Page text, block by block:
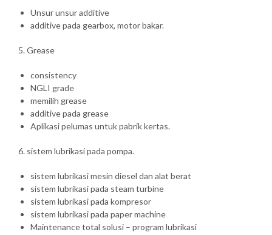
Unsur unsur additive
additive pada gearbox, motor bakar.
5. Grease
consistency
NGLI grade
memilih grease
additive pada grease
Aplikasi pelumas untuk pabrik kertas.
6. sistem lubrikasi pada pompa.
sistem lubrikasi mesin diesel dan alat berat
sistem lubrikasi pada steam turbine
sistem lubrikasi pada kompresor
sistem lubrikasi pada paper machine
Maintenance total solusi – program lubrikasi